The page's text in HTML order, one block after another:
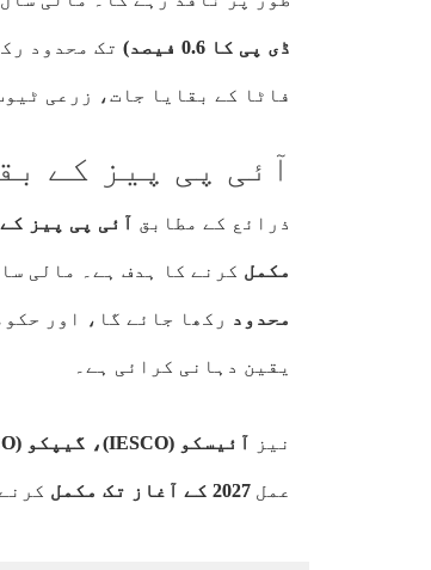
ڈی پی کا 0.6 فیصد) تک محدود
فاٹا کے بقایا جات، زرعی
آئی پی پیز کے
ذرائع کے مطابق
مکمل کرنے کا ہدف ہے۔ مالی سال 2027 میں گردشی قرضے میں
محدود رکھا جائے گا، اور
یقین دہانی کرائی ہے۔
نیز آئیسکو (IESCO)، گیپکو (GEPCO) اور فیصل آباد الیکٹرک سپلائی کمپنی
عمل 2027 کے آغاز تک مکمل